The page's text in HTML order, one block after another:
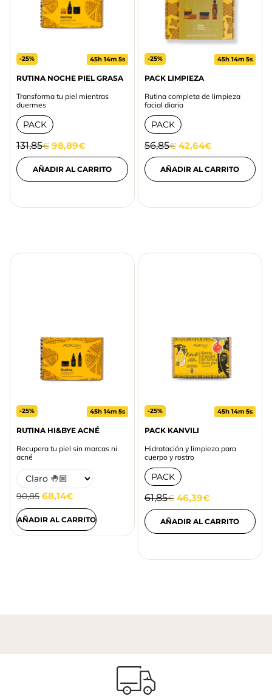
-25% 45h 14m 5s
RUTINA NOCHE PIEL GRASA
Transforma tu piel mientras
duermes
PACK
131,85€ 98,89€
AÑADIR AL CARRITO
-25% 45h 14m 5s
PACK LIMPIEZA
Rutina completa de limpieza
facial diaria
PACK
56,85€ 42,64€
AÑADIR AL CARRITO
-25% 45h 14m 5s
RUTINA HI&BYE ACNÉ
Recupera tu piel sin marcas ni
acné
90,85 68,14€
AÑADIR AL CARRITO
-25% 45h 14m 5s
PACK KANVILI
Hidratación y limpieza para
cuerpo y rostro
PACK
61,85€ 46,39€
AÑADIR AL CARRITO